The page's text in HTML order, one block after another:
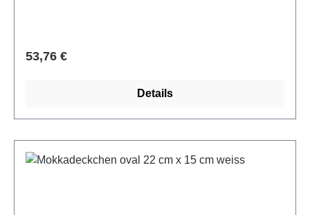
Regulärer Preis:
53,76 €
Details